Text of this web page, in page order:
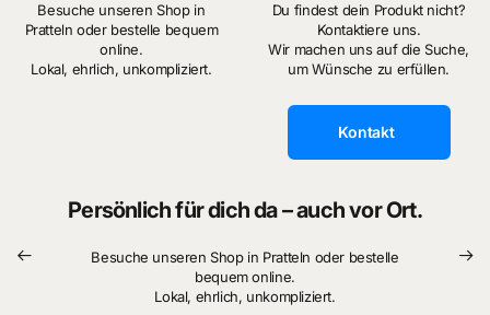
Besuche unseren Shop in
Pratteln oder bestelle bequem
online.
Lokal, ehrlich, unkompliziert.
Du findest dein Produkt nicht?
Kontaktiere uns.
Wir machen uns auf die Suche,
um Wünsche zu erfüllen.
Kontakt
Persönlich für dich da – auch vor Ort.
Besuche unseren Shop in Pratteln oder bestelle
bequem online.
Lokal, ehrlich, unkompliziert.